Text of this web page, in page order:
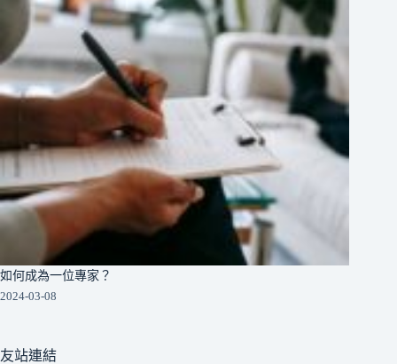
如何成為一位專家？
2024-03-08
友站連結